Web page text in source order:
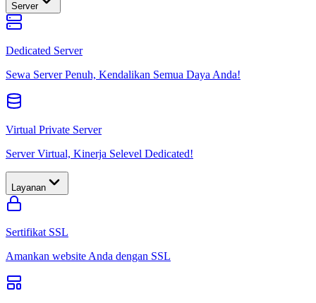
Server
Dedicated Server
Sewa Server Penuh, Kendalikan Semua Daya Anda!
Virtual Private Server
Server Virtual, Kinerja Selevel Dedicated!
Layanan
Sertifikat SSL
Amankan website Anda dengan SSL